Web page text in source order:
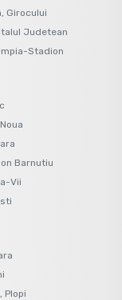
Girocului
Judetean
Stadion
Barnutiu
Vii
Plopi